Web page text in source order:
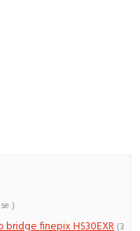
)
finepix HS30EXR (3